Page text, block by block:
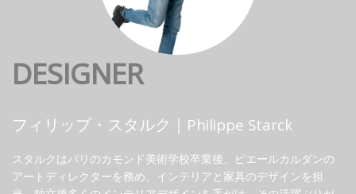
DESIGNER
フィリップ・スタルク｜Philippe Starck
スタルクはパリのカモンド美術学校卒業後、ピエールカルダンの
アートディレクターを務め、インテリアと家具のデザインを担